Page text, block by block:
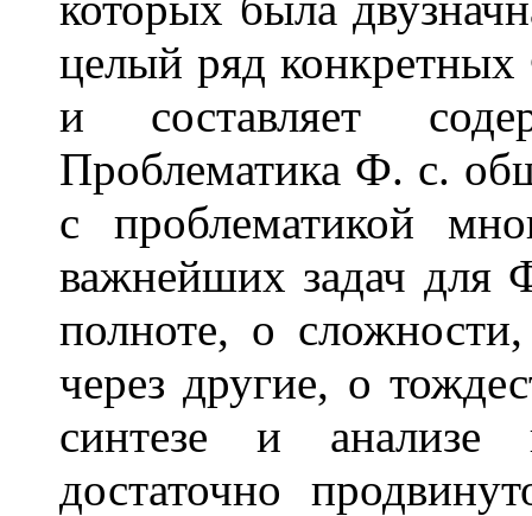
целый ряд
и составляет
Проблематика Ф. с.
с проблематикой
важнейших задач для
полноте, о
через другие, о
синтезе и
достаточно